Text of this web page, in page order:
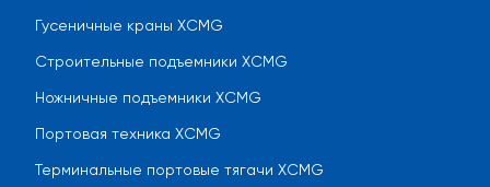
Гусеничные краны XCMG
Строительные подъемники XCMG
Ножничные подъемники XCMG
Портовая техника XCMG
Терминальные портовые тягачи XCMG